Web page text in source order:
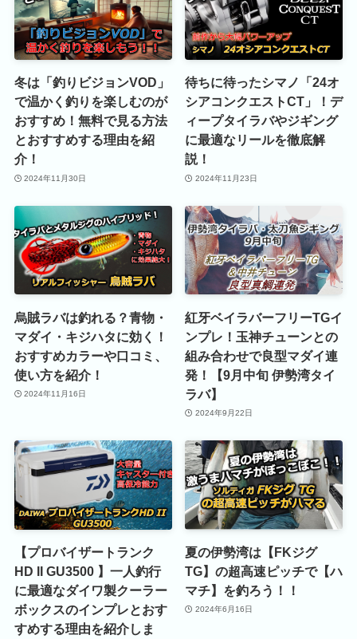
冬は「釣りビジョンVOD」
で温かく釣りを楽しむのが
おすすめ！無料で見る方法
とおすすめする理由を紹
介！
2024年11月30日
待ちに待ったシマノ「24オ
シアコンクエストCT」！デ
ィープタイラバやジギング
に最適なリールを徹底解
説！
2024年11月23日
烏賊ラバは釣れる？青物・
マダイ・キジハタに効く！
おすすめカラーや口コミ、
使い方を紹介！
2024年11月16日
紅牙ベイラバーフリーTGイ
ンプレ！玉神チューンとの
組み合わせで良型マダイ連
発！【9月中旬 伊勢湾タイ
ラバ】
2024年9月22日
【プロバイザートランク
HD II GU3500 】一人釣行
に最適なダイワ製クーラー
ボックスのインプレとおす
すめする理由を紹介しま
夏の伊勢湾は【FKジグ
TG】の超高速ピッチで【ハ
マチ】を釣ろう！！
2024年6月16日